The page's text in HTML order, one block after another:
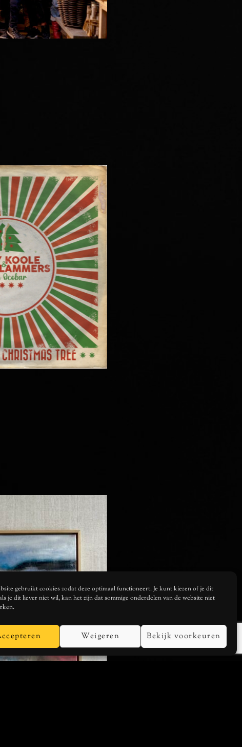
gebruikt cookies zodat deze optimaal functioneert. Je kunt kiezen of je dit
je dit liever niet wil, kan het zijn dat sommige onderdelen van de website niet
Weigeren Bekijk voorkeuren